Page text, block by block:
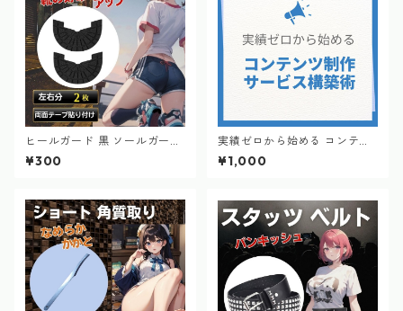
ヒールガード 黒 ソールガード
ヒールプロテクター スニーカ
ー 長持ち 修理
¥300
実績ゼロから始める コンテン
ツ制作サービス構築術
¥1,000